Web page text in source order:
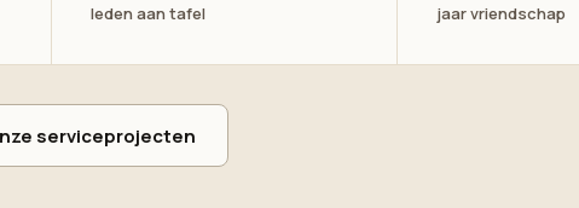
leden aan tafel jaar vriendschap
serviceprojecten